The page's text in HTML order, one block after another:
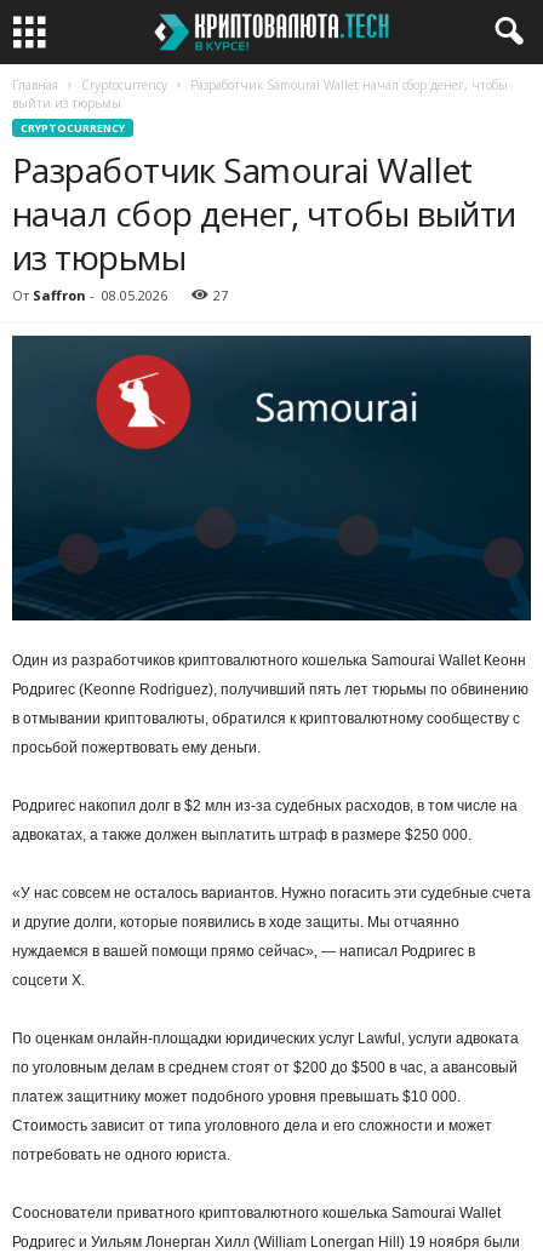
Главная Cryptocurrency
Разработчик Samourai Wallet начал сбор денег, чтобы
выйти из тюрьмы
CRYPTOCURRENCY
Разработчик Samourai Wallet
начал сбор денег, чтобы выйти
из тюрьмы
От Saffron - 08.05.2026 27
Один из разработчиков криптовалютного кошелька Samourai Wallet Кеонн
Родригес (Keonne Rodriguez), получивший пять лет тюрьмы по обвинению
в отмывании криптовалюты, обратился к криптовалютному сообществу с
просьбой пожертвовать ему деньги.
Родригес накопил долг в $2 млн из-за судебных расходов, в том числе на
адвокатах, а также должен выплатить штраф в размере $250 000.
«У нас совсем не осталось вариантов. Нужно погасить эти судебные счета
и другие долги, которые появились в ходе защиты. Мы отчаянно
нуждаемся в вашей помощи прямо сейчас», — написал Родригес в
соцсети Х.
По оценкам онлайн‑площадки юридических услуг Lawful, услуги адвоката
по уголовным делам в среднем стоят от $200 до $500 в час, а авансовый
платеж защитнику может подобного уровня превышать $10 000.
Стоимость зависит от типа уголовного дела и его сложности и может
потребовать не одного юриста.
Сооснователи приватного криптовалютного кошелька Samourai Wallet
Родригес и Уильям Лонерган Хилл (William Lonergan Hill) 19 ноября были